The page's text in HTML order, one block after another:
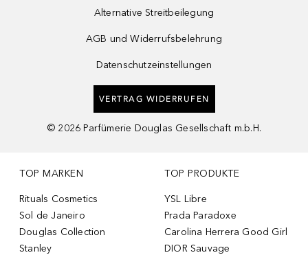
Alternative Streitbeilegung
AGB und Widerrufsbelehrung
Datenschutzeinstellungen
VERTRAG WIDERRUFEN
© 2026 Parfümerie Douglas Gesellschaft m.b.H.
TOP MARKEN
Rituals Cosmetics
Sol de Janeiro
Douglas Collection
Stanley
TOP PRODUKTE
YSL Libre
Prada Paradoxe
Carolina Herrera Good Girl
DIOR Sauvage